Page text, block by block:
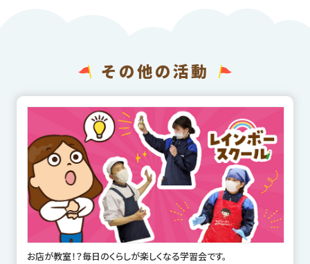
その他の活動
お店が教室！？毎日のくらしが楽しくなる学習会です。